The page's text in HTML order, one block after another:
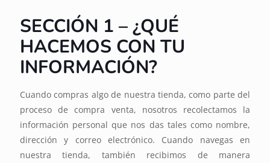
SECCIÓN 1 – ¿QUÉ
HACEMOS CON TU
INFORMACIÓN?
Cuando compras algo de nuestra tienda, como parte del
proceso de compra venta, nosotros recolectamos la
información personal que nos das tales como nombre,
dirección y correo electrónico. Cuando navegas en
nuestra tienda, también recibimos de manera